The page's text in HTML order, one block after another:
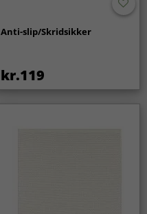
Anti-slip/Skridsikker
kr.119